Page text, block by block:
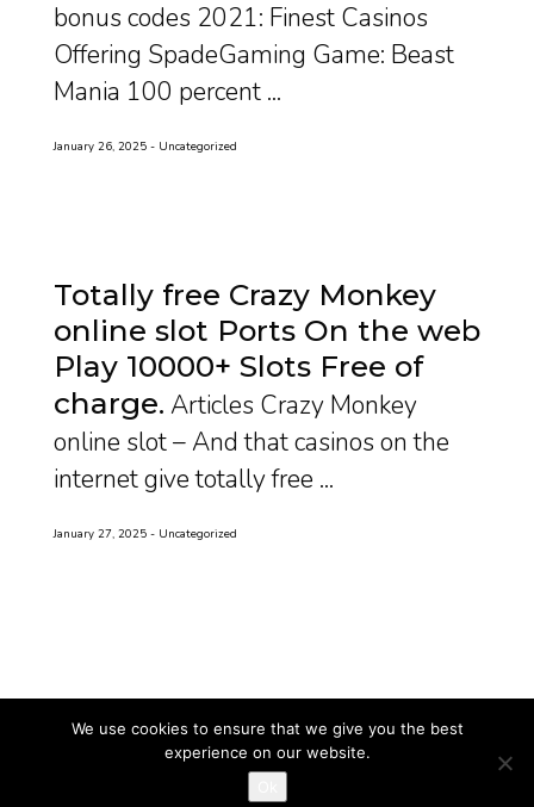
bonus codes 2021: Finest Casinos
Offering SpadeGaming Game: Beast
Mania 100 percent ...
January 26, 2025 Uncategorized
Totally free Crazy Monkey
online slot Ports On the web
Play 10000+ Slots Free of
charge Articles Crazy Monkey
online slot – And that casinos on the
internet give totally free ...
January 27, 2025 Uncategorized
We use cookies to ensure that we give you the best
experience on our website.